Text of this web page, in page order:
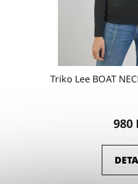
Triko Lee BOAT
980